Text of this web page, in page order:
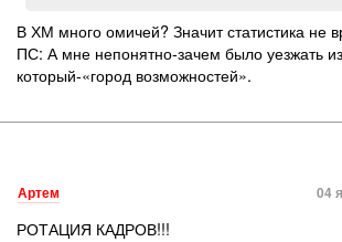
В ХМ много омичей? Значит статистика не
ПС: А мне непонятно-зачем было уезжать
который-«город возможностей».
Артем 04
РОТАЦИЯ КАДРОВ!!!